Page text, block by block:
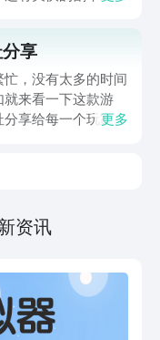
上手门槛还是比较
控，很适合用来去
性真的比较高。
享
，没有太多的时间
来看一下这款游
享给每一个玩家，
的养成角色，就很
更多
资讯